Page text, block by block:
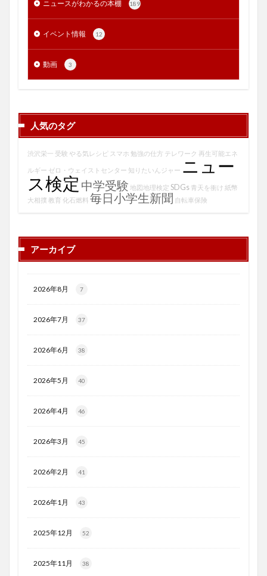
ニュースがわかるの本棚 189
イベント情報 12
動画 3
人気のタグ
渋沢栄一 受験 やる気レシピ スマホ 勉強の仕方 テレワーク 再生可能エネ
ルギー ゼロ・ウェイストセンター 知りたいんジャー ニュー
ス検定 中学受験 地図地理検定 SDGs 青天を衝け 紙幣
大相撲 教育 化石燃料 毎日小学生新聞 自転車保険
アーカイブ
2026年8月 7
2026年7月 37
2026年6月 38
2026年5月 40
2026年4月 46
2026年3月 45
2026年2月 41
2026年1月 43
2025年12月 52
2025年11月 38